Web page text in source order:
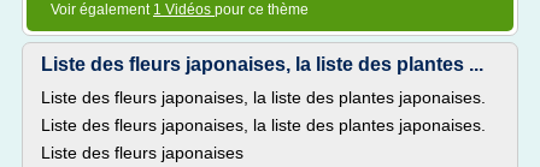
Voir également 1 Vidéos pour ce thème
Liste des fleurs japonaises, la liste des plantes ...
Liste des fleurs japonaises, la liste des plantes japonaises.
Liste des fleurs japonaises, la liste des plantes japonaises.
Liste des fleurs japonaises